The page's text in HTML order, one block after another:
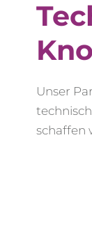
Unser
schaffen